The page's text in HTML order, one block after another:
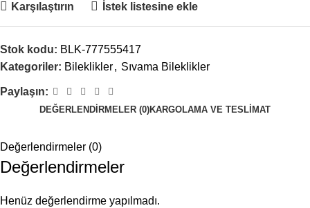
Karşılaştırın İstek listesine ekle
Stok kodu: BLK-777555417
Kategoriler: Bileklikler, Sıvama Bileklikler
Paylaşın:
DEĞERLENDIRMELER (0)KARGOLAMA VE TESLIMAT
Değerlendirmeler (0)
Değerlendirmeler
Henüz değerlendirme yapılmadı.